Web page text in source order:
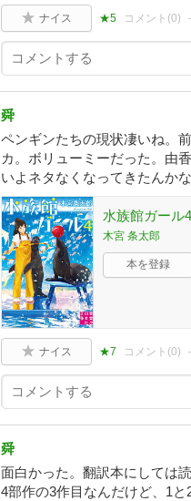
ナイス ★5 コメント(0)
舜
ペンギンたちの現状凄いね。
カ。ボリューミーだった。由
いよネタなくなってきたんか
水族館ガール
木宮 条太郎
本を登録
ナイス ★7 コメント(0)
舜
面白かった。翻訳本にしては
4部作の3作目なんだけど、1